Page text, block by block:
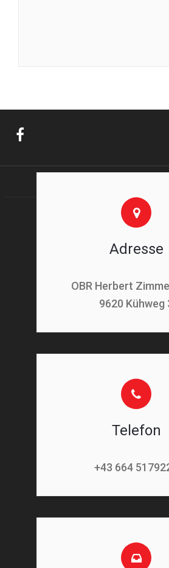
Adresse
OBR Herbert
9620 Kühweg
Telefon
+43 664